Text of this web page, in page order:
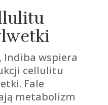
Indiba wspiera
cellulitu
Fale
metabolizm